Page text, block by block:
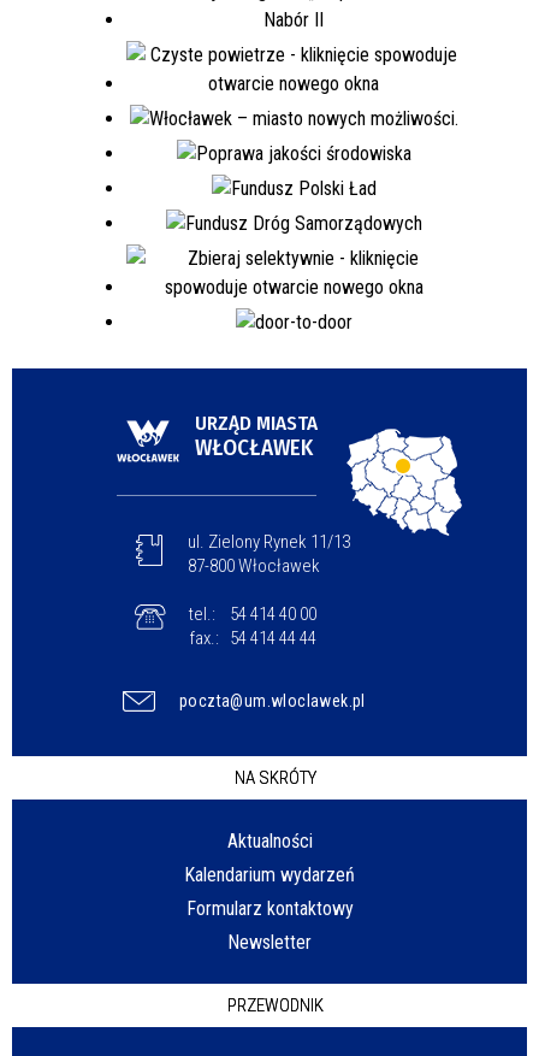
URZĄD MIASTA
WŁOCŁAWEK
ul. Zielony Rynek 11/13
87-800 Włocławek
tel.:
54 414 40 00
fax.:
54 414 44 44
poczta@um.wloclawek.pl
NA SKRÓTY
Aktualności
Kalendarium wydarzeń
Formularz kontaktowy
Newsletter
PRZEWODNIK